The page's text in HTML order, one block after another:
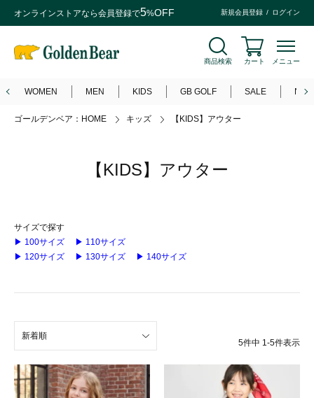
オンラインストアなら会員登録で5%OFF 新規会員登録 ログイン
商品検索 カート メニュー
WOMEN MEN KIDS GB GOLF SALE
ゴールデンベア：HOME キッズ 【KIDS】アウター
【KIDS】アウター
サイズで探す
▶ 100サイズ
▶ 110サイズ
▶ 120サイズ
▶ 130サイズ ▶ 140サイズ
新着順
5件中 1 -5件表示